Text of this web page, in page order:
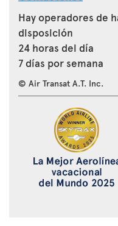
Hay operadores de
disposición
24 horas del día
7 días por semana
© Air Transat A.T. Inc.